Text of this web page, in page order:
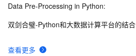
查看更多
Data Pre-Processing in Python:
双剑合璧-Python和大数据计算平台的结合